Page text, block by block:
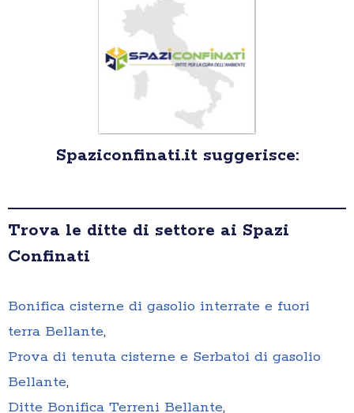
Spaziconfinati.it suggerisce:
Trova le ditte di settore ai Spazi
Confinati
Bonifica cisterne di gasolio interrate e fuori
terra Bellante,
Prova di tenuta cisterne e Serbatoi di gasolio
Bellante,
Ditte Bonifica Terreni Bellante,